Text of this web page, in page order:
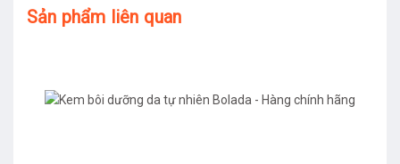
Sản phẩm liên quan